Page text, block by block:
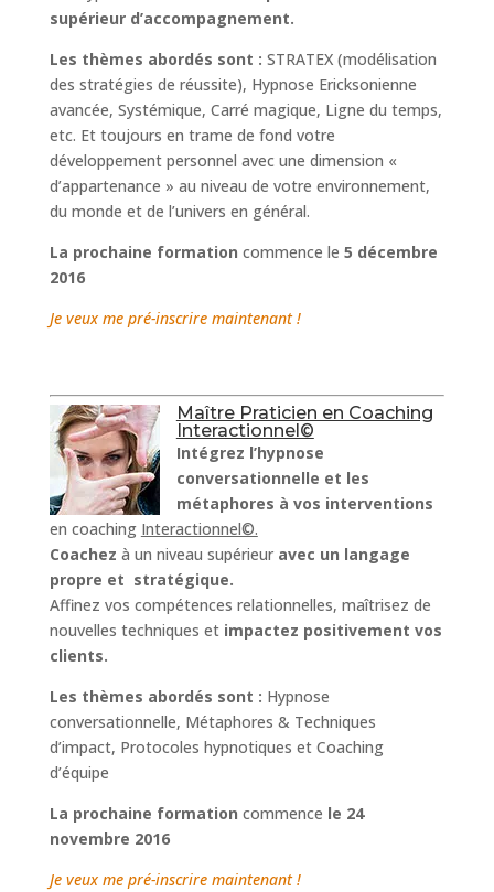
supérieur d’accompagnement.
Les thèmes abordés sont : STRATEX (modélisation
des stratégies de réussite), Hypnose Ericksonienne
avancée, Systémique, Carré magique, Ligne du temps,
etc. Et toujours en trame de fond votre
développement personnel avec une dimension «
d’appartenance » au niveau de votre environnement,
du monde et de l’univers en général.
La prochaine formation commence le 5 décembre
2016
Je veux me pré-inscrire maintenant !
Maître Praticien en Coaching
Interactionnel©
Intégrez l’hypnose
conversationnelle et les
métaphores à vos interventions
en coaching Interactionnel©.
Coachez à un niveau supérieur avec un langage
propre et stratégique.
Affinez vos compétences relationnelles, maîtrisez de
nouvelles techniques et impactez positivement vos
clients.
Les thèmes abordés sont : Hypnose
conversationnelle, Métaphores & Techniques
d’impact, Protocoles hypnotiques et Coaching
d’équipe
La prochaine formation commence le 24
novembre 2016
Je veux me pré-inscrire maintenant !